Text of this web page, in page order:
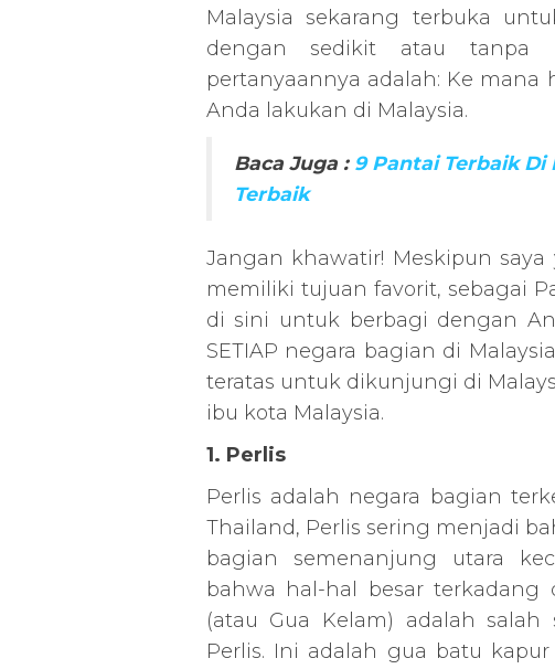
Malaysia sekarang terbuka
dengan sedikit atau tanpa
pertanyaannya adalah: Ke mana
Anda lakukan di Malaysia.
Baca Juga : 9 Pantai Terbaik
Terbaik
Jangan khawatir! Meskipun
memiliki tujuan favorit, sebagai
di sini untuk berbagi dengan
SETIAP negara bagian di
teratas untuk dikunjungi di
ibu kota Malaysia.
1. Perlis
Perlis adalah negara bagian
Thailand, Perlis sering menjadi
bagian semenanjung utara
bahwa hal-hal besar terkadang
(atau Gua Kelam) adalah
Perlis. Ini adalah gua batu